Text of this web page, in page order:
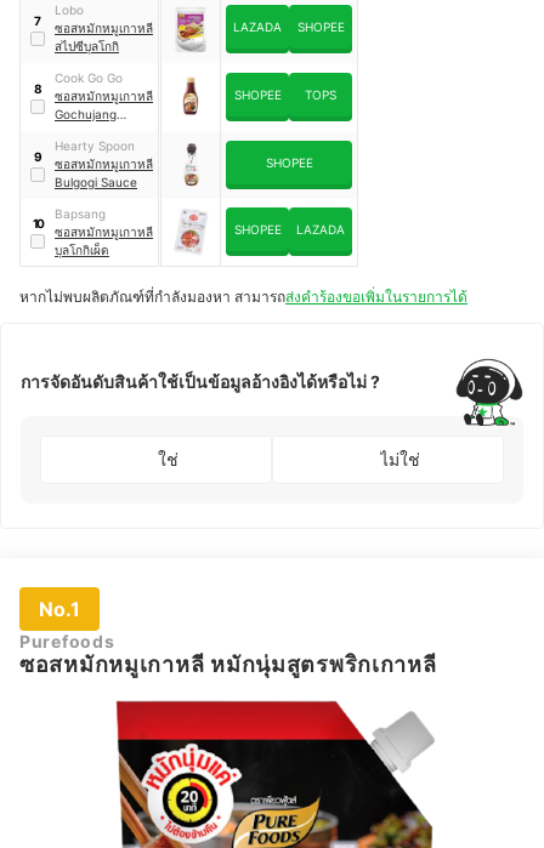
7
Lobo
ซอสหมักหมูเกาหลี
สไปซีบุลโกกิ
LAZADA SHOPEE
8
Cook Go Go
ซอสหมักหมูเกาหลี
Gochujang
SHOPEE TOPS
9
Hearty Spoon
ซอสหมักหมูเกาหลี
Bulgogi Sauce
SHOPEE
10
Bapsang
ซอสหมักหมูเกาหลี
บุลโกกิเผ็ด
SHOPEE LAZADA
หากไม่พบผลิตภัณฑ์ที่กำลังมองหา สามารถส่งคำร้องขอเพิ่มในรายการได้
การจัดอันดับสินค้าใช้เป็นข้อมูลอ้างอิงได้หรือไม่ ?
ใช่ ไม่ใช่
No.1
Purefoods
ซอสหมักหมูเกาหลี หมักนุ่มสูตรพริกเกาหลี